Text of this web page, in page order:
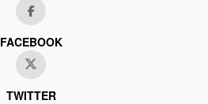
FACEBOOK
TWITTER